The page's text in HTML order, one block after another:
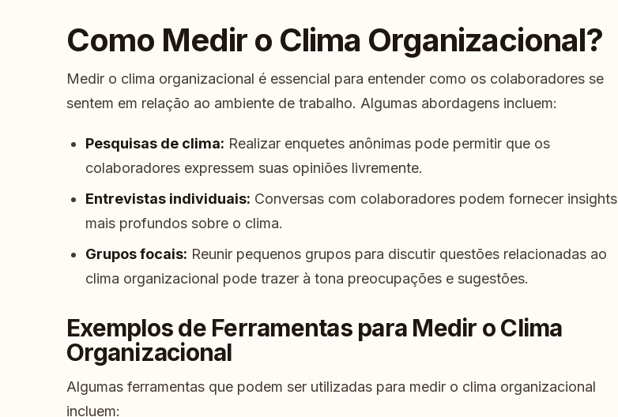
Como Medir o Clima Organizacional?
Medir o clima organizacional é essencial para entender como os colaboradores se
sentem em relação ao ambiente de trabalho. Algumas abordagens incluem:
Pesquisas de clima: Realizar enquetes anônimas pode permitir que os
colaboradores expressem suas opiniões livremente.
Entrevistas individuais: Conversas com colaboradores podem fornecer insights
mais profundos sobre o clima.
Grupos focais: Reunir pequenos grupos para discutir questões relacionadas ao
clima organizacional pode trazer à tona preocupações e sugestões.
Exemplos de Ferramentas para Medir o Clima
Organizacional
Algumas ferramentas que podem ser utilizadas para medir o clima organizacional
incluem: